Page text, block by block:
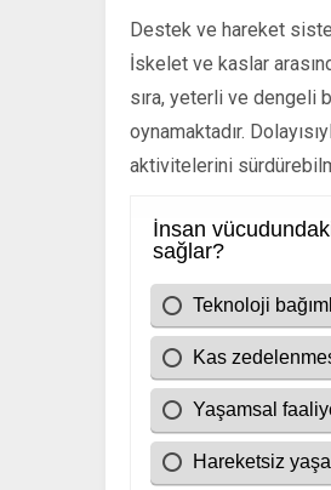
Destek ve hareket
İskelet ve kaslar
sıra, yeterli ve dengeli
oynamaktadır.
aktivitelerini